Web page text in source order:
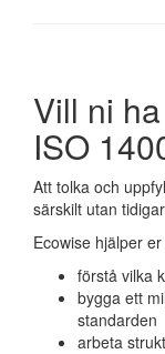
Vill ni
ISO
Att tolka och
särskilt utan
Ecowise hjälper
förstå vilka
bygga ett
standarden
arbeta